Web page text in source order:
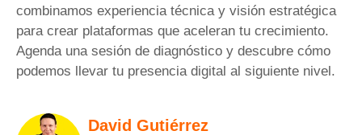
combinamos experiencia técnica y visión estratégica
para crear plataformas que aceleran tu crecimiento.
Agenda una sesión de diagnóstico y descubre cómo
podemos llevar tu presencia digital al siguiente nivel.
David Gutiérrez